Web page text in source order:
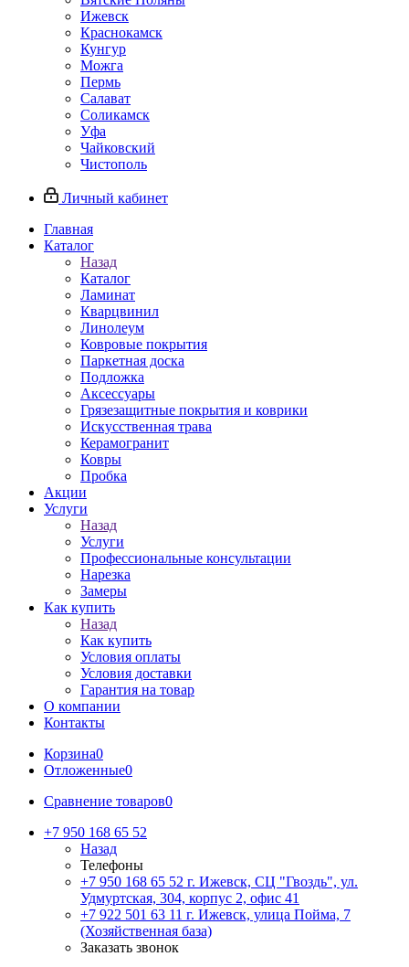
Ижевск
Краснокамск
Кунгур
Можга
Пермь
Салават
Соликамск
Уфа
Чайковский
Чистополь
Личный кабинет
Главная
Каталог
Назад
Каталог
Ламинат
Кварцвинил
Линолеум
Ковровые покрытия
Паркетная доска
Подложка
Аксессуары
Грязезащитные покрытия и коврики
Искусственная трава
Керамогранит
Ковры
Пробка
Акции
Услуги
Назад
Услуги
Профессиональные консультации
Нарезка
Замеры
Как купить
Назад
Как купить
Условия оплаты
Условия доставки
Гарантия на товар
О компании
Контакты
Корзина0
Отложенные0
Сравнение товаров0
+7 950 168 65 52
Назад
Телефоны
+7 950 168 65 52 г. Ижевск, СЦ "Гвоздь", ул.
Удмуртская, 304, корпус 2, офис 41
+7 922 501 63 11 г. Ижевск, улица Пойма, 7
(Хозяйственная база)
Заказать звонок